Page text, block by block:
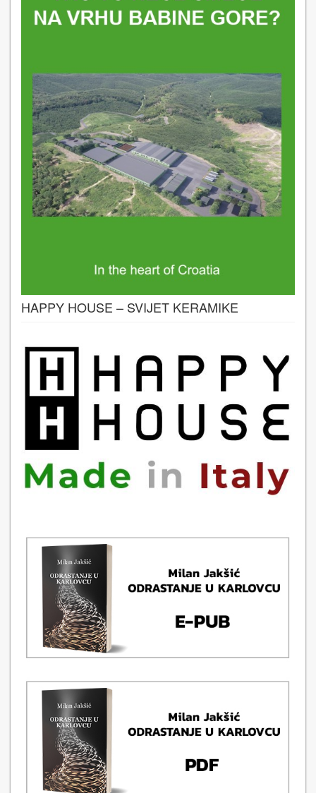
HAPPY HOUSE – SVIJET KERAMIKE